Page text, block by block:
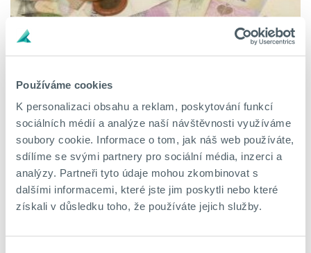
Používáme cookies
K personalizaci obsahu a reklam, poskytování funkcí
sociálních médií a analýze naší návštěvnosti využíváme
soubory cookie. Informace o tom, jak náš web používáte,
sdílíme se svými partnery pro sociální média, inzerci a
analýzy. Partneři tyto údaje mohou zkombinovat s
dalšími informacemi, které jste jim poskytli nebo které
získali v důsledku toho, že používáte jejich služby.
Bezpečná půjčka? Index odpovědného
Známe výsledky z porovnání 38 poskytovatelů
spotřebitelských úvěrů. Pozitivní hodnocení získala
drtivá většina našich obchodních partnerů.
CELÝ ČLÁNEK